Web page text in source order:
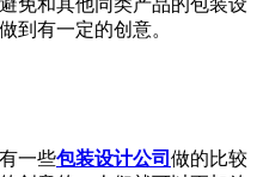
免和其他同类产品的包装设
到有一定的创意。
一些包装设计公司 做的比较